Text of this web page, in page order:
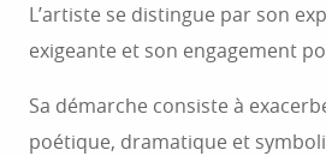
L’artiste se distingue par son
exigeante et son engagement
Sa démarche consiste à
poétique, dramatique et